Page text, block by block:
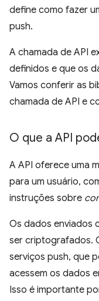
define como fazer
push.
A chamada de API
definidos e que os
Vamos conferir as
chamada de API e
O que a API
A API oferece uma
para um usuário,
instruções sobre
Os dados enviados
ser criptografados.
serviços push, que
acessem os dados
Isso é importante